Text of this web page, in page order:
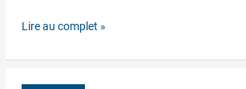
Lire au complet »